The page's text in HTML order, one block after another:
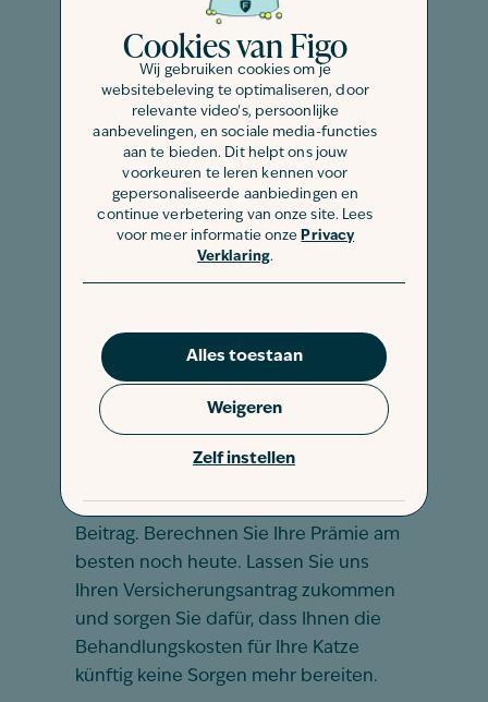
Cookies van Figo
Wij gebruiken cookies om je
websitebeleving te optimaliseren, door
relevante video's, persoonlijke
aanbevelingen, en sociale media-functies
aan te bieden. Dit helpt ons jouw
voorkeuren te leren kennen voor
gepersonaliseerde aanbiedingen en
continue verbetering van onze site. Lees
voor meer informatie onze Privacy
Verklaring.
Alles toestaan
Zelf instellen
Weigeren
vergessen die Tiere grundlegende
Bedürfnisse und fressen kaum noch
oder gehen nicht mehr regelmäßig auf
das Katzenklo.
Zudem besteht gerade bei Katzen, die
nicht als Zuchttiere eingesetzt werden
sollen und die eine Dauerrolligkeit
entwickeln, ein deutlich höheres Risiko
für die Bildung von Tumoren.
einerKatzenkrankenversicherungvon
Figo können Sie sich vor diesen Kosten
schützen. Haben Sie ein Kätzchen?
Denken Sie auch daran, Ihr junges
Kätzchen so früh wie möglich zu
versichertist, desto günstiger Ihr
Beitrag. Berechnen Sie Ihre Prämie am
besten noch heute. Lassen Sie uns
Ihren Versicherungsantrag zukommen
und sorgen Sie dafür, dass Ihnen die
Behandlungskosten für Ihre Katze
künftig keine Sorgen mehr bereiten.